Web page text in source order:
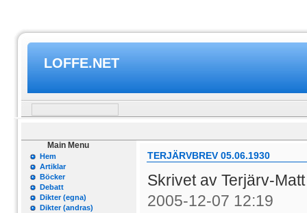
LOFFE.NET
Main Menu
Hem
Artiklar
Böcker
Debatt
Dikter (egna)
Dikter (andras)
TERJÄRVBREV 05.06.1930
Skrivet av Terjärv-
2005-12-07 12:19